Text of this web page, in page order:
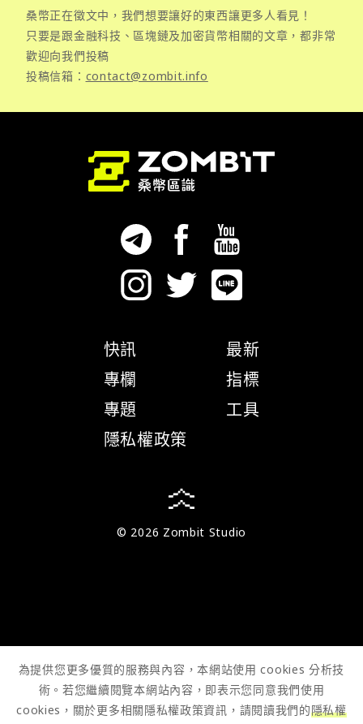
桑幣正在徵文中，我們想要讓好的東西讓更多人看見！
只要是跟金融科技、區塊鏈及加密貨幣相關的文章，都非常
歡迎向我們投稿
投稿信箱： contact@zombit.info
快訊
專欄
專題
隱私權政策
最新
指標
工具
© 2026 Zombit Studio
為提供您更多優質的服務與內容，本網站使用 cookies 分析技
術。若您繼續閱覽本網站內容，即表示您同意我們使用
cookies，關於更多相關隱私權政策資訊，請閱讀我們的隱私權